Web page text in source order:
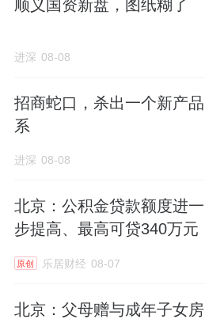
顺义国资新盘，图纸糊了
进深 08-08
招商蛇口，杀出一个新产品
系
进深 08-08
北京：公积金贷款额度进一
步提高、最高可贷340万元
原创 乐居财经 08-07
北京：父母赠与成年子女房